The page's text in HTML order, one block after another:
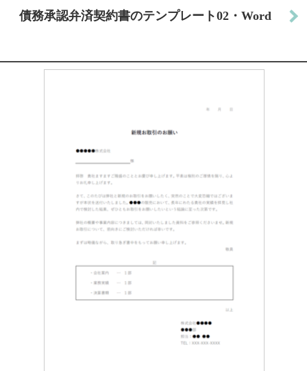
債務承認弁済契約書のテンプレート02・Word